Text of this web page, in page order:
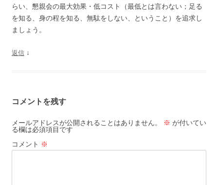
らい、懇親会の最大効果・低コスト（最低とは言わない；足る
を知る、身の程を知る、無駄をしない、ということ）を追求し
ましょう。
返信 ↓
コメントを残す
メールアドレスが公開されることはありません。 ※ が付いてい
る欄は必須項目です
コメント ※